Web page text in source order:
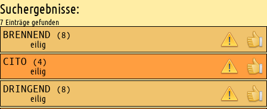
Suchergebnisse:
7 Einträge gefunden
BRENNEND (8)
eilig
CITO
(4)
eilig
DRINGEND
(8)
eilig